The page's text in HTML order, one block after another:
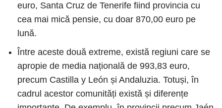
euro, Santa Cruz de Tenerife fiind provincia cu
cea mai mică pensie, cu doar 870,00 euro pe
lună.
Între aceste două extreme, există regiuni care se
apropie de media națională de 993,83 euro,
precum Castilla y León și Andaluzia. Totuși, în
cadrul acestor comunități există și diferențe